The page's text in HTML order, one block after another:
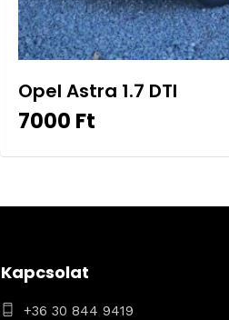
Opel Astra 1.7 DTI
7000 Ft
Kapcsolat
+36 30 844 9419